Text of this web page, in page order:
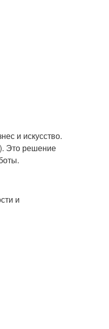
и искусство.
Это решение
и